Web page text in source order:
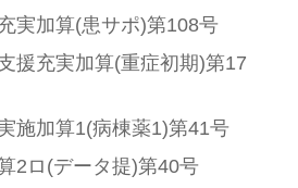
実加算(患サポ)第108号
援充実加算(重症初期)第17
施加算1(病棟薬1)第41号
2ロ(データ提)第40号